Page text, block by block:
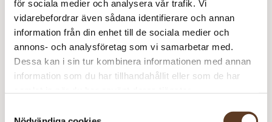
för sociala medier och analysera vår trafik. Vi
vidarebefordrar även sådana identifierare och annan
information från din enhet till de sociala medier och
annons- och analysföretag som vi samarbetar med.
Dessa kan i sin tur kombinera informationen med annan
information som du har tillhandahållit eller som de har
Babysett i Alpakka Silke
0 kr